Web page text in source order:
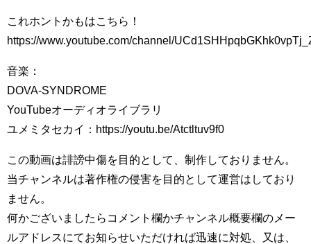
これホントかもはこちら！
https://www.youtube.com/channel/
音楽：
DOVA-SYNDROME
YouTubeオーディオライブラリ
ユメミタセカイ：https://youtu.be/Atctltuv9f0
この動画は誹謗中傷を目的として、制作しておりません。
当チャンネルは著作権の侵害を目的として運営はしており
ません。
何かございましたらコメント欄かチャンネル概要欄のメー
ルアドレスにてお知らせいただければ迅速に対処、又は、